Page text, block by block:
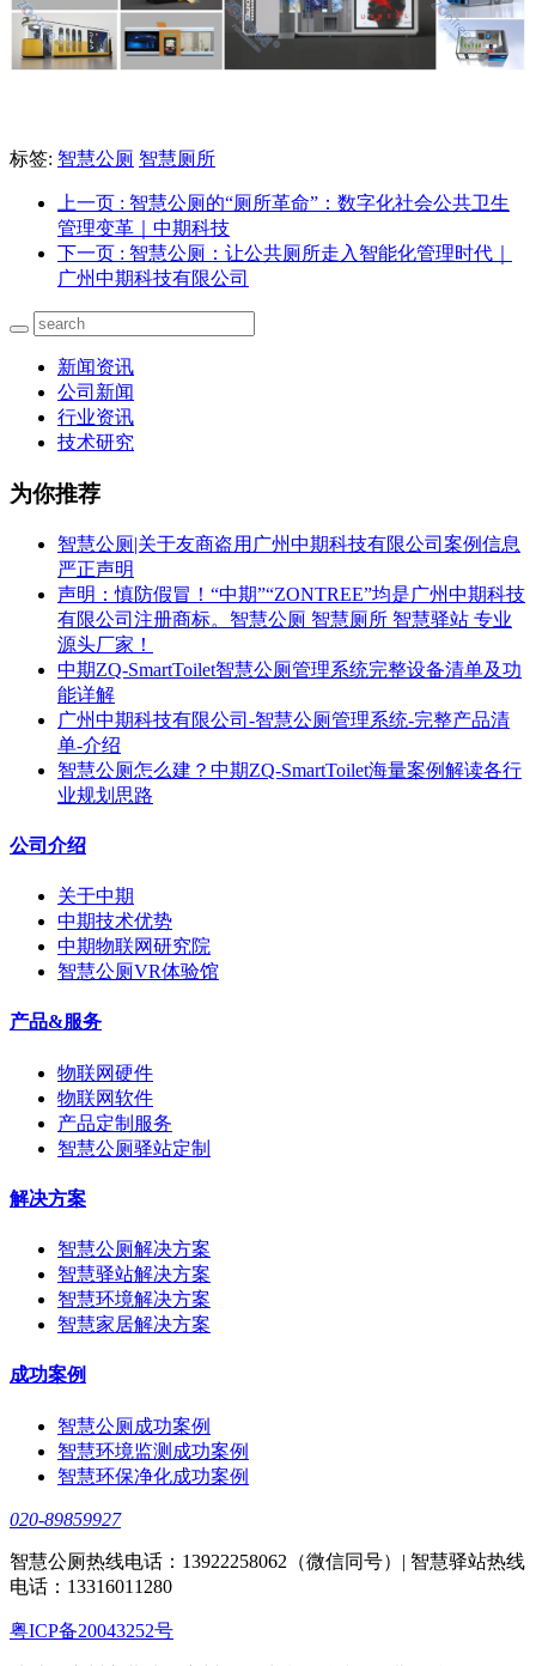
标签: 智慧公厕 智慧厕所
上一页 : 智慧公厕的“厕所革命”：数字化社会公共卫生
管理变革｜中期科技
下一页 : 智慧公厕：让公共厕所走入智能化管理时代｜
广州中期科技有限公司
新闻资讯
公司新闻
行业资讯
技术研究
为你推荐
智慧公厕|关于友商盗用广州中期科技有限公司案例信息
严正声明
声明：慎防假冒！“中期”“ZONTREE”均是广州中期科技
有限公司注册商标。智慧公厕 智慧厕所 智慧驿站 专业
源头厂家！
中期ZQ-SmartToilet智慧公厕管理系统完整设备清单及功
能详解
广州中期科技有限公司-智慧公厕管理系统-完整产品清
单-介绍
智慧公厕怎么建？中期ZQ-SmartToilet海量案例解读各行
业规划思路
公司介绍
关于中期
中期技术优势
中期物联网研究院
智慧公厕VR体验馆
产品&服务
物联网硬件
物联网软件
产品定制服务
智慧公厕驿站定制
解决方案
智慧公厕解决方案
智慧驿站解决方案
智慧环境解决方案
智慧家居解决方案
成功案例
智慧公厕成功案例
智慧环境监测成功案例
智慧环保净化成功案例
020-89859927
智慧公厕热线电话：13922258062（微信同号）| 智慧驿站热线
电话：13316011280
粤ICP备20043252号